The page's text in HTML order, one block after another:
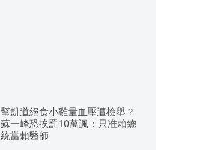
幫凱道絕食小雞量血壓遭檢舉？
蘇一峰恐挨罰10萬諷：只准賴總
統當賴醫師